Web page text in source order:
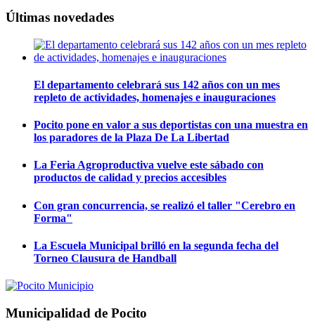
Últimas novedades
El departamento celebrará sus 142 años con un mes
repleto de actividades, homenajes e inauguraciones
Pocito pone en valor a sus deportistas con una muestra en
los paradores de la Plaza De La Libertad
La Feria Agroproductiva vuelve este sábado con
productos de calidad y precios accesibles
Con gran concurrencia, se realizó el taller "Cerebro en
Forma"
La Escuela Municipal brilló en la segunda fecha del
Torneo Clausura de Handball
Municipalidad de Pocito